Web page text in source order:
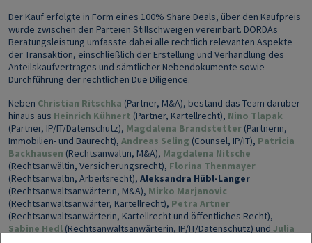
Der Kauf erfolgte in Form eines 100% Share Deals, über den Kaufpreis
wurde zwischen den Parteien Stillschweigen vereinbart. DORDAs
Beratungsleistung umfasste dabei alle rechtlich relevanten Aspekte
der Transaktion, einschließlich der Erstellung und Verhandlung des
Anteilskaufvertrages und sämtlicher Nebendokumente sowie
Durchführung der rechtlichen Due Diligence.
Neben Christian Ritschka (Partner, M&A), bestand das Team darüber
hinaus aus Heinrich Kühnert (Partner, Kartellrecht), Nino Tlapak
(Partner, IP/IT/Datenschutz), Magdalena Brandstetter (Partnerin,
Immobilien- und Baurecht), Andreas Seling (Counsel, IP/IT), Patricia
Backhausen (Rechtsanwältin, M&A), Magdalena Nitsche
(Rechtsanwältin, Versicherungsrecht), Florina Thenmayer
(Rechtsanwältin, Arbeitsrecht), Aleksandra Hübl-Langer
(Rechtsanwaltsanwärterin, M&A), Mirko Marjanovic
(Rechtsanwaltsanwärter, Kartellrecht), Petra Artner
(Rechtsanwaltsanwärterin, Kartellrecht und öffentliches Recht),
Sabine Hedl (Rechtsanwaltsanwärterin, IP/IT/Datenschutz) und Julia